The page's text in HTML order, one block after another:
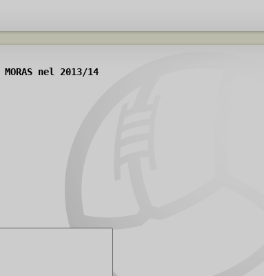
MORAS nel 2013/14